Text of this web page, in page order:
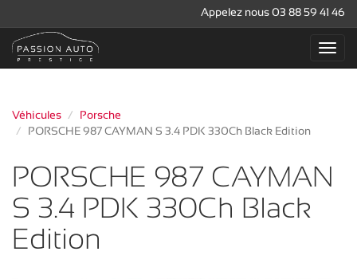
Appelez nous 03 88 59 41 46
Véhicules
Porsche
PORSCHE 987 CAYMAN S 3.4 PDK 330Ch Black Edition
PORSCHE 987 CAYMAN
S 3.4 PDK 330Ch Black
Edition